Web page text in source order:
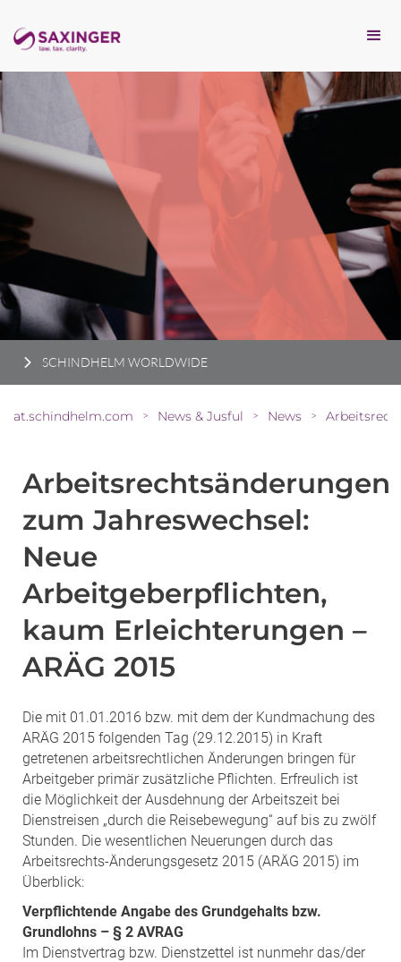
SCHINDHELM WORLDWIDE
at.schindhelm.com > News & Jusful > News >
Arbeitsrechtsänderungen
zum Jahreswechsel:
Neue
Arbeitgeberpflichten,
kaum Erleichterungen –
ARÄG 2015
Die mit 01.01.2016 bzw. mit dem der Kundmachung des
ARÄG 2015 folgenden Tag (29.12.2015) in Kraft
getretenen arbeitsrechtlichen Änderungen bringen für
Arbeitgeber primär zusätzliche Pflichten. Erfreulich ist
die Möglichkeit der Ausdehnung der Arbeitszeit bei
Dienstreisen „durch die Reisebewegung“ auf bis zu zwölf
Stunden. Die wesentlichen Neuerungen durch das
Arbeitsrechts-Änderungsgesetz 2015 (ARÄG 2015) im
Überblick:
Verpflichtende Angabe des Grundgehalts bzw.
Grundlohns – § 2 AVRAG
Im Dienstvertrag bzw. Dienstzettel ist nunmehr das/der